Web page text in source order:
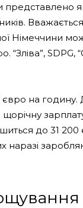
представлено
Німеччини
SDPG,
євро на
до 31
наразі